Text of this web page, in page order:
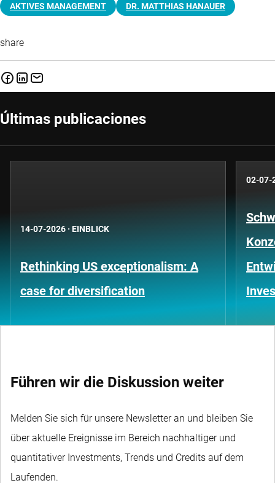
AKTIVES MANAGEMENT DR. MATTHIAS HANAUER
share
Últimas publicaciones
14-07-2026 · EINBLICK
Rethinking US exceptionalism: A
case for diversification
02-07-
Führen wir die Diskussion weiter
Melden Sie sich für unsere Newsletter an und bleiben Sie
über aktuelle Ereignisse im Bereich nachhaltiger und
quantitativer Investments, Trends und Credits auf dem
Laufenden.